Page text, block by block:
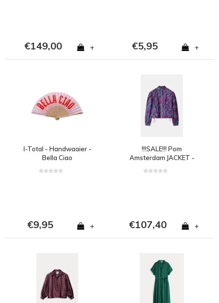
€149,00 + €5,95 +
I-Total - Handwaaier -
Bella Ciao
€9,95 +
!!!SALE!!! Pom
Amsterdam JACKET -
€107,40 +